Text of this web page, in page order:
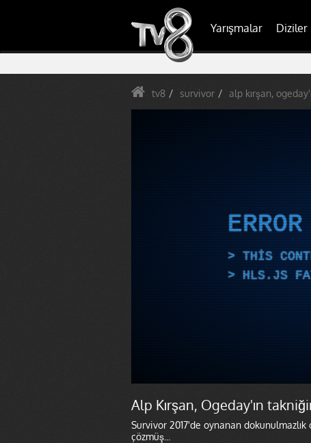
Yarışmalar Diziler
tv8 survivor alp kırşan,
ERROR
THIS
HLS.JS
Alp Kırşan, Ogeday'ın
Survivor 2017'de oynanan dokunulmazlık
çözmüş...